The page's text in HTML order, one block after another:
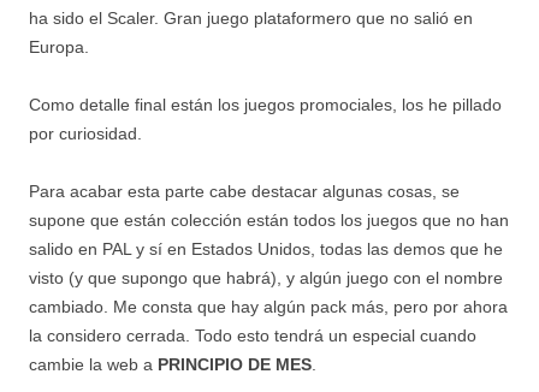
ha sido el Scaler. Gran juego plataformero que no salió en
Europa.
Como detalle final están los juegos promociales, los he pillado
por curiosidad.
Para acabar esta parte cabe destacar algunas cosas, se
supone que están colección están todos los juegos que no han
salido en PAL y sí en Estados Unidos, todas las demos que he
visto (y que supongo que habrá), y algún juego con el nombre
cambiado. Me consta que hay algún pack más, pero por ahora
la considero cerrada. Todo esto tendrá un especial cuando
cambie la web a PRINCIPIO DE MES